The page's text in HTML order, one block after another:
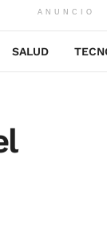
ANUNCIO
SALUD